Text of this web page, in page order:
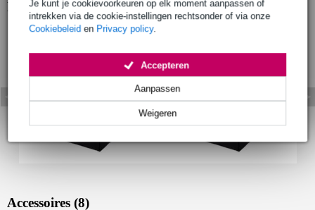
Je kunt je cookievoorkeuren op elk moment aanpassen of
intrekken via de cookie-instellingen rechtsonder of via onze
Cookiebeleid en Privacy policy.
Weigeren
Aanpassen
Accepteren
Bekijk ook eens (2)
Accessoires (8)